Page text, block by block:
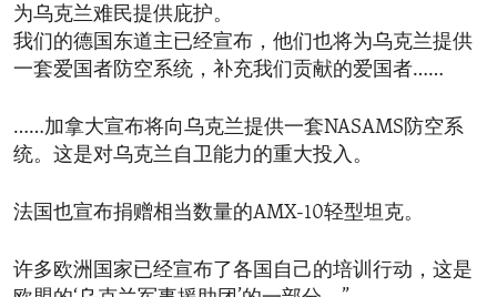
为乌克兰难民提供庇护。
我们的德国东道主已经宣布，他们也将为乌克兰提供
一套爱国者防空系统，补充我们贡献的爱国者……
……加拿大宣布将向乌克兰提供一套NASAMS防空系
统。这是对乌克兰自卫能力的重大投入。
法国也宣布捐赠相当数量的AMX-10轻型坦克。
许多欧洲国家已经宣布了各国自己的培训行动，这是